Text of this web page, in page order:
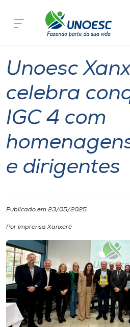
Cursos
Pesquisa
Atendimento ao Estudante
Portal de Ensino
Internacionalização
I.nova
Diplomados
Cultura
Notícia de evento
Unoesc
celebra
IGC 4 com
e dirigentes
Publicado em 23/05/2025
Por Imprensa Xanxerê